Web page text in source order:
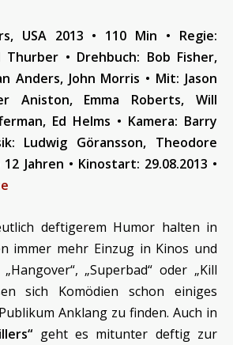
USA 2013 • 110 Min • Regie:
Thurber • Drehbuch: Bob Fisher,
Anders, John Morris • Mit: Jason
Aniston, Emma Roberts, Will
Ed Helms • Kamera: Barry
Ludwig Göransson, Theodore
12 Jahren • Kinostart: 29.08.2013 •
deftigerem Humor halten in
immer mehr Einzug in Kinos und
„Superbad“ oder „Kill
sich Komödien schon einiges
Anklang zu finden. Auch in
geht es mitunter deftig zur